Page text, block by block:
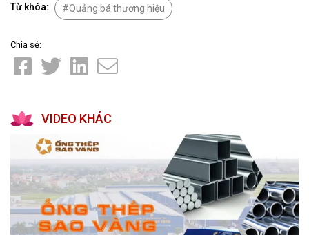
Từ khóa: Quảng bá thương hiệu
Chia sẻ:
VIDEO KHÁC